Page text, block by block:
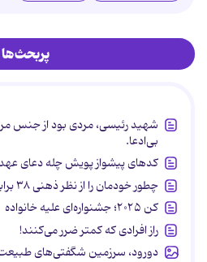
پربحث‌ها
شهید رئیسی، مردی بود از جنس
بی‌ادعا.
کدهای پیشواز پویش چله دعای
چطور خودمان را از نظر ذهنی ۳۸ برابر قوی‌تر کنیم؟
کن ۲۰۲۵؛ جشنواره‌ای علیه خانواده
راز افرادی که کمتر ضرر می‌کنند!
دورود، سرزمین شگفتی‌های